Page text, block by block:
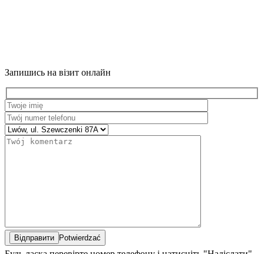
Запишись на візит онлайн
Potwierdzać